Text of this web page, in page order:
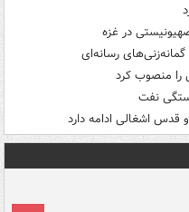
گمانه‌زنی‌های رسانه‌ای
را منصوب کرد
قدس اشغالی ادامه دارد